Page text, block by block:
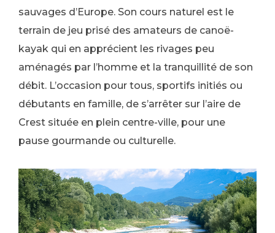
sauvages d’Europe. Son cours naturel est le
terrain de jeu prisé des amateurs de canoë-
kayak qui en apprécient les rivages peu
aménagés par l’homme et la tranquillité de son
débit. L’occasion pour tous, sportifs initiés ou
débutants en famille, de s’arrêter sur l’aire de
Crest située en plein centre-ville, pour une
pause gourmande ou culturelle.